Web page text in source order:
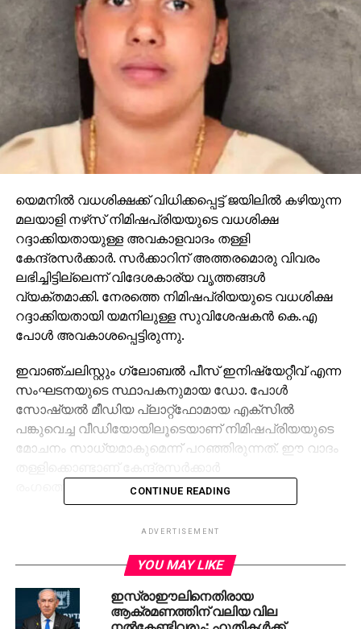
യെമനില്‍ വധശിക്ഷക്ക് വിധിക്കപ്പെട്ട് ജയിലില്‍ കഴിയുന്ന
മലയാളി നഴ്‌സ് നിമിഷപ്രിയയുടെ വധശിക്ഷ
റദ്ദാക്കിയതായുള്ള അവകാളവാദം തള്ളി
കേന്ദ്രസര്‍ക്കാര്‍. സര്‍ക്കാറിന് അത്തരമൊരു വിവരം
ലഭിച്ചിട്ടില്ലെന്ന് വിദേശകാര്യ വൃത്തങ്ങള്‍
വ്യക്തമാക്കി. നേരത്തെ നിമിഷപ്രിയയുടെ വധശിക്ഷ
റദ്ദാക്കിയതായി യമനിലുള്ള സുവിശേഷകന്‍ കെ.എ
പോള്‍ അവകാശപ്പെട്ടിരുന്നു.
ഇവാഞ്ചലിസ്റ്റും ഗ്ലോബല്‍ പീസ് ഇനിഷ്യേറ്റീവ് എന്ന
സംഘടനയുടെ സ്ഥാപകനുമായ ഡോ. പോള്‍
സോഷ്യല്‍ മീഡിയ പ്ലാറ്റ്‌ഫോമായ എക്‌സില്‍
പങ്കുവെച്ച വീഡിയോയിലൂടെയാണ് നിമിഷപ്രിയയുടെ
മോചനം സാധ്യമാകുമെന്ന് പറഞ്ഞിരുന്നത്. ഈ വാദം
രംഗത്തെത്തിയിരിക്കുന്നത്.
അവകാശവാദം വ്യാജമാണെന്ന് യമനില്‍
നിമിഷപ്രിയയുടെ മോചനത്തിനായി പ്രവര്‍ത്തിക്കുന്ന
സാമുവല്‍ ജെറോമും പറഞ്ഞിരുന്നു.
CONTINUE READING
ADVERTISEMENT
YOU MAY LIKE
ഇസ്രാഈലിനെതിരായ
ആക്രമണത്തിന് വലിയ വില